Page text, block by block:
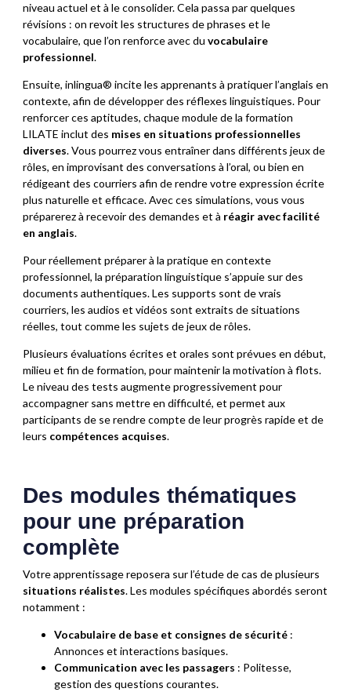
niveau actuel et à le consolider. Cela passa par quelques
révisions : on revoit les structures de phrases et le
vocabulaire, que l’on renforce avec du vocabulaire
professionnel.
Ensuite, inlingua® incite les apprenants à pratiquer l’anglais en
contexte, afin de développer des réflexes linguistiques. Pour
renforcer ces aptitudes, chaque module de la formation
LILATE inclut des mises en situations professionnelles
diverses. Vous pourrez vous entraîner dans différents jeux de
rôles, en improvisant des conversations à l’oral, ou bien en
rédigeant des courriers afin de rendre votre expression écrite
plus naturelle et efficace. Avec ces simulations, vous vous
préparerez à recevoir des demandes et à réagir avec facilité
en anglais.
Pour réellement préparer à la pratique en contexte
professionnel, la préparation linguistique s’appuie sur des
documents authentiques. Les supports sont de vrais
courriers, les audios et vidéos sont extraits de situations
réelles, tout comme les sujets de jeux de rôles.
Plusieurs évaluations écrites et orales sont prévues en début,
milieu et fin de formation, pour maintenir la motivation à flots.
Le niveau des tests augmente progressivement pour
accompagner sans mettre en difficulté, et permet aux
participants de se rendre compte de leur progrès rapide et de
leurs compétences acquises.
Des modules thématiques
pour une préparation
complète
Votre apprentissage reposera sur l’étude de cas de plusieurs
situations réalistes. Les modules spécifiques abordés seront
notamment :
Vocabulaire de base et consignes de sécurité :
Annonces et interactions basiques.
Communication avec les passagers : Politesse,
gestion des questions courantes.